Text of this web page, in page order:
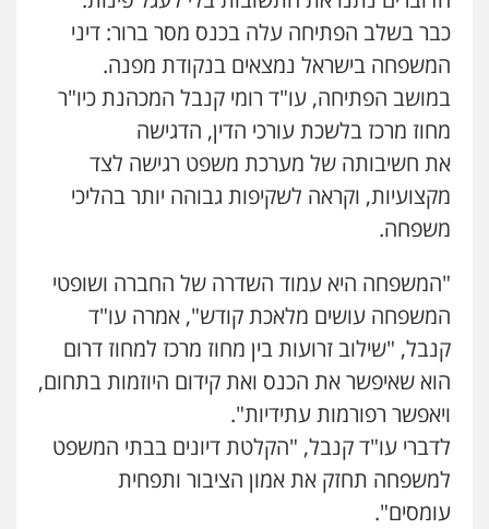
פלילי פשיעה חמורה מעצרים צווארון לבן
0505542333
עו"ד בן ממן
פלילי אסירים חקירות ומעצרים
ניהול משברים פליליים
0506355388
0509636895
עו"ד איהאב זבידאת
פלילי פשיעה חמורה ארגוני פשע עבירות
המתה עבירות מין
0509930581
עו"ד יפעת שוורץ סיל
כבר בשלב הפתיחה עלה בכנס מסר ברור: דיני
המשפחה בישראל נמצאים בנקודת מפנה.
במושב הפתיחה, עו"ד רומי קנבל המכהנת כיו"ר
מחוז מרכז בלשכת עורכי הדין, הדגישה
את חשיבותה של מערכת משפט רגישה לצד
מקצועיות, וקראה לשקיפות גבוהה יותר בהליכי
משפחה.
"המשפחה היא עמוד השדרה של החברה ושופטי
המשפחה עושים מלאכת קודש", אמרה עו"ד
קנבל, "שילוב זרועות בין מחוז מרכז למחוז דרום
הוא שאיפשר את הכנס ואת קידום היוזמות בתחום,
ויאפשר רפורמות עתידיות".
לדברי עו"ד קנבל, "הקלטת דיונים בבתי המשפט
למשפחה תחזק את אמון הציבור ותפחית
עומסים".